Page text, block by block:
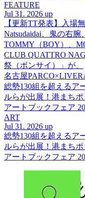
FEATURE
Jul 31. 2026 up
【更新TT発表】入場
Natsudaidai、鬼の右腕
TOMMY（BOY）、
CLUB QUATTRO
祭（ボンサイ）」が、
名古屋
総勢130組を超えるア
ルらが出展！港まち
アートブックフェア
ART
Jul 31. 2026 up
総勢130組を超えるア
ルらが出展！港まち
アートブックフェア